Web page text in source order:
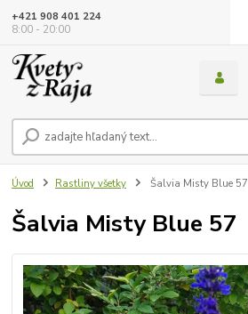
+421 908 401 224
8:00 - 20:00
Úvod Rastliny všetky Šalvia Misty Blue 57
Šalvia Misty Blue 57